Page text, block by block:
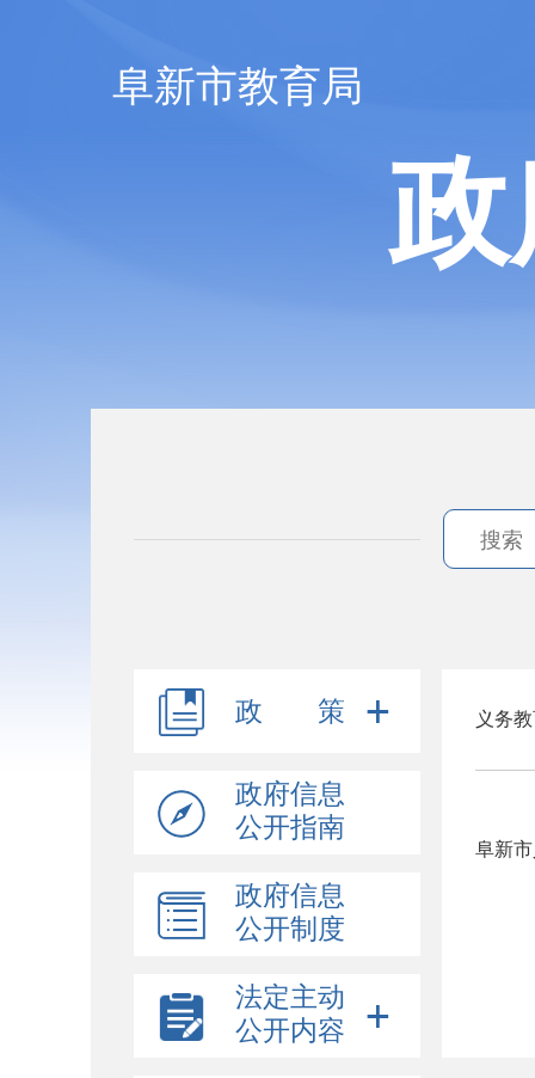
阜新市教育局
政 策
政府信息
公开指南
政府信息
公开制度
法定主动
公开内容
义务
阜新